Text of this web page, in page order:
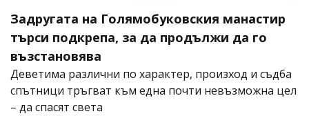
Задругата на Голямобуковския манастир
търси подкрепа, за да продължи да го
възстановява
Деветима различни по характер, произход и съдба
спътници тръгват към една почти невъзможна цел
– да спасят света